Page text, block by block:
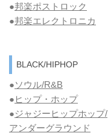
●邦楽ポストロック
●邦楽エレクトロニカ
BLACK/HIPHOP
●ソウル/R&B
● ヒップ・ホップ
●ジャジーヒップホップ/
アンダーグラウンド